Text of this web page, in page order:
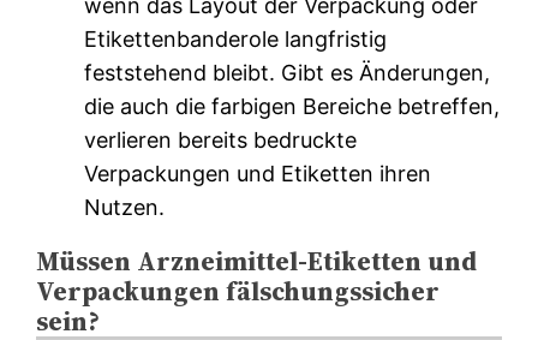
Etikettenbanderole langfristig
feststehend bleibt. Gibt es Änderungen,
die auch die farbigen Bereiche betreffen,
verlieren bereits bedruckte
Verpackungen und Etiketten ihren
Nutzen.
Müssen Arzneimittel-Etiketten und
Verpackungen fälschungssicher
sein?